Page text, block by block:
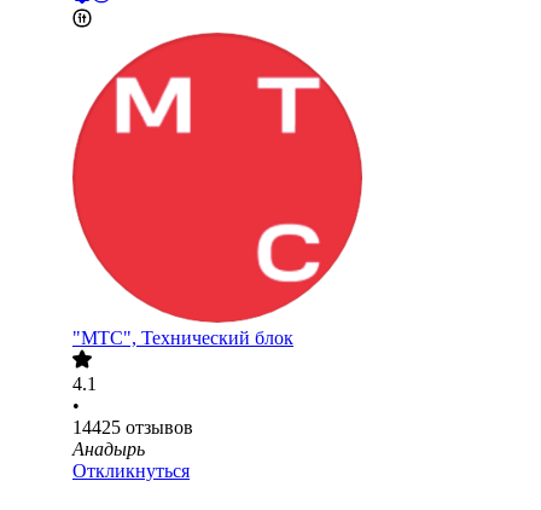
"МТС", Технический блок
4.1
•
14425 отзывов
Анадырь
Откликнуться